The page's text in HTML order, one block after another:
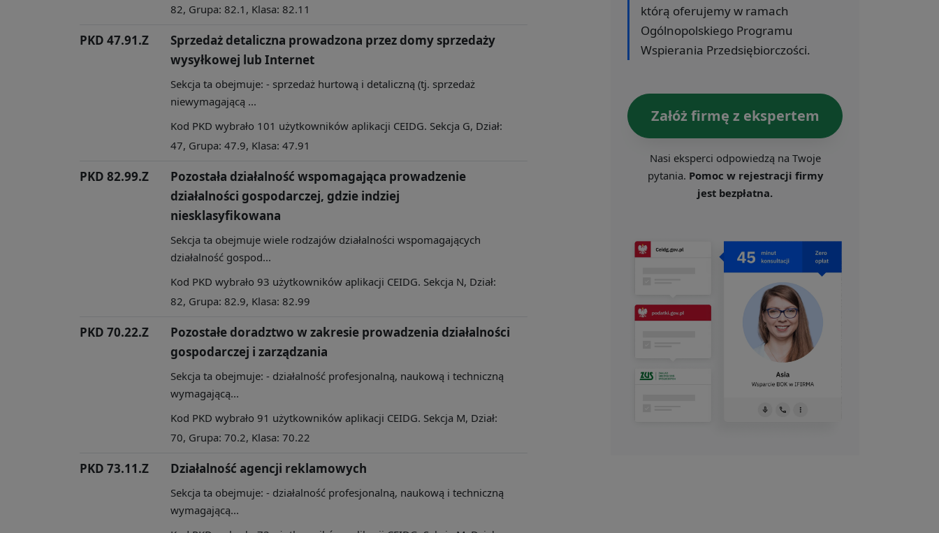
82, Grupa: 82.1, Klasa: 82.11
PKD 47.91.Z
Sprzedaż detaliczna prowadzona przez domy sprzedaży
wysyłkowej lub Internet
Sekcja ta obejmuje: - sprzedaż hurtową i detaliczną (tj. sprzedaż
niewymagającą ...
Kod PKD wybrało 101 użytkowników aplikacji CEIDG. Sekcja G, Dział:
47, Grupa: 47.9, Klasa: 47.91
PKD 82.99.Z
Pozostała działalność wspomagająca prowadzenie
działalności gospodarczej, gdzie indziej
niesklasyfikowana
Sekcja ta obejmuje wiele rodzajów działalności wspomagających
działalność gospod...
Kod PKD wybrało 93 użytkowników aplikacji CEIDG. Sekcja N, Dział:
82, Grupa: 82.9, Klasa: 82.99
PKD 70.22.Z
Pozostałe doradztwo w zakresie prowadzenia działalności
gospodarczej i zarządzania
Sekcja ta obejmuje: - działalność profesjonalną, naukową i techniczną
wymagającą...
Kod PKD wybrało 91 użytkowników aplikacji CEIDG. Sekcja M, Dział:
70, Grupa: 70.2, Klasa: 70.22
PKD 73.11.Z Działalność agencji reklamowych
Sekcja ta obejmuje: - działalność profesjonalną, naukową i techniczną
wymagającą...
którą oferujemy w ramach
Ogólnopolskiego Programu
Wspierania Przedsiębiorczości.
Załóż firmę z ekspertem
Nasi eksperci odpowiedzą na Twoje
pytania. Pomoc w rejestracji firmy
jest bezpłatna.